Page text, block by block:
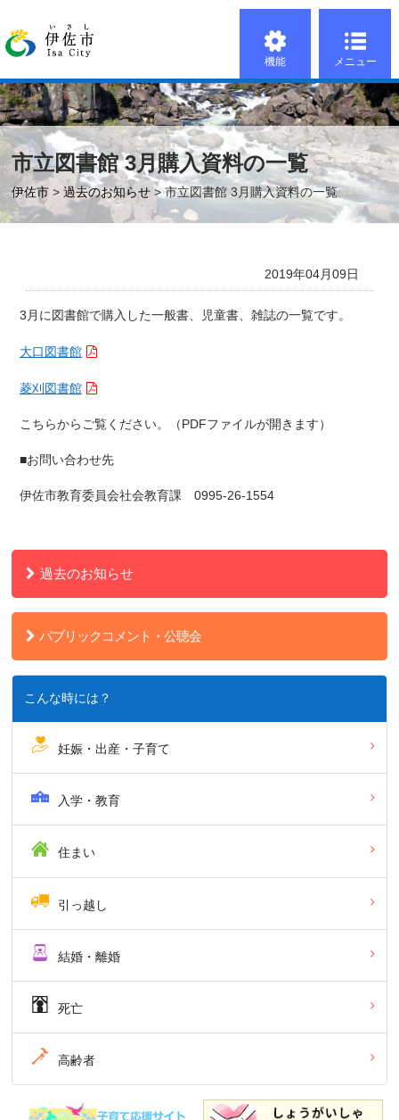
機能 メニュー
市立図書館 3月購入資料の一覧
伊佐市 >過去のお知らせ > 市立図書館 3月購入資料の一覧
2019年04月09日
3月に図書館で購入した一般書、児童書、雑誌の一覧です。
大口図書館
菱刈図書館
こちらからご覧ください。（PDFファイルが開きます）
■お問い合わせ先
伊佐市教育委員会社会教育課 0995-26-1554
過去のお知らせ
パブリックコメント・公聴会
こんな時には？
妊娠・出産・子育て
入学・教育
住まい
引っ越し
結婚・離婚
死亡
高齢者